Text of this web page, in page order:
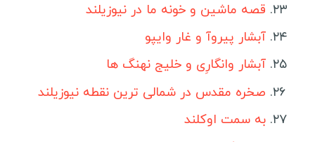
هائیتی
گواتمالا
بلیز
آرژانتین
شیلی
قصه ماشین و خونه ما در نیوزیلند
آبشار پیروآ و غار وایپو
آبشار وانگارِی و خلیج نهنگ ها
صخره مقدس در شمالی ترین نقطه نیوزیلند
به سمت اوکلند